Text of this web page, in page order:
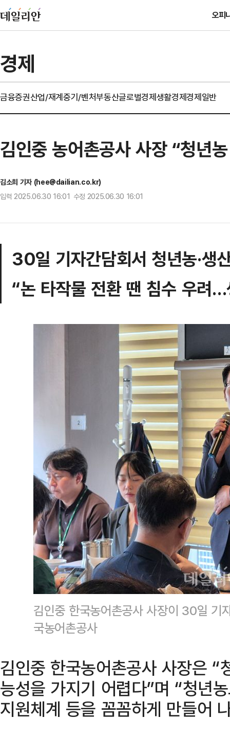
오피
경제
금융증권산업/재계중기/벤처부동산글로벌경제생활경제경제일반
김인중 농어촌공사 사장 “청년
김소희 기자 (hee@dailian.co.kr)
입력 2025.06.30 16:01 수정 2025.06.30 16:01
30일 기자간담회서 청년농·생
“논 타작물 전환 땐 침수 우려
김인중 한국농어촌공사 사장이 30일
국농어촌공사
김인중 한국농어촌공사 사장은
능성을 가지기 어렵다”며 “청년
지원체계 등을 꼼꼼하게 만들어